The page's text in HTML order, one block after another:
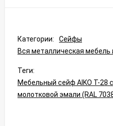
Категории:
Сейфы
Вся металлическая
Теги:
Мебельный сейф AIKO Т-28
молотковой эмали (RAL